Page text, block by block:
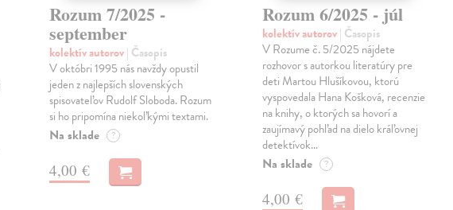
Rozum 7/2025 -
september
kolektív autorov| Časopis
V októbri 1995 nás navždy opustil
jeden z najlepších slovenských
spisovateľov Rudolf Sloboda. Rozum
si ho pripomína niekoľkými textami.
Na sklade ?
4,00 €
Rozum 6/2025 - júl
kolektív autorov| Časopis
V Rozume č. 5/2025 nájdete
rozhovor s autorkou literatúry pre
deti Martou Hlušíkovou, ktorú
vyspovedala Hana Košková, recenzie
na knihy, o ktorých sa hovorí a
zaujímavý pohľad na dielo kráľovnej
detektívok…
Na sklade ?
4,00 €